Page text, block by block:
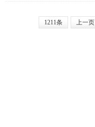
1211条 上一页